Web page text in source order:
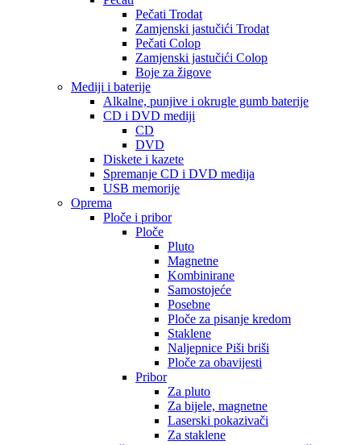
Pečati Trodat
Zamjenski jastučići Trodat
Pečati Colop
Zamjenski jastučići Colop
Boje za žigove
Mediji i baterije
Alkalne, punjive i okrugle gumb baterije
CD i DVD mediji
CD
DVD
Diskete i kazete
Spremanje CD i DVD medija
USB memorije
Oprema
Ploče i pribor
Ploče
Pluto
Magnetne
Kombinirane
Samostojeće
Posebne
Ploče za pisanje kredom
Staklene
Naljepnice Piši briši
Ploče za obavijesti
Pribor
Za pluto
Za bijele, magnetne
Laserski pokazivači
Za staklene